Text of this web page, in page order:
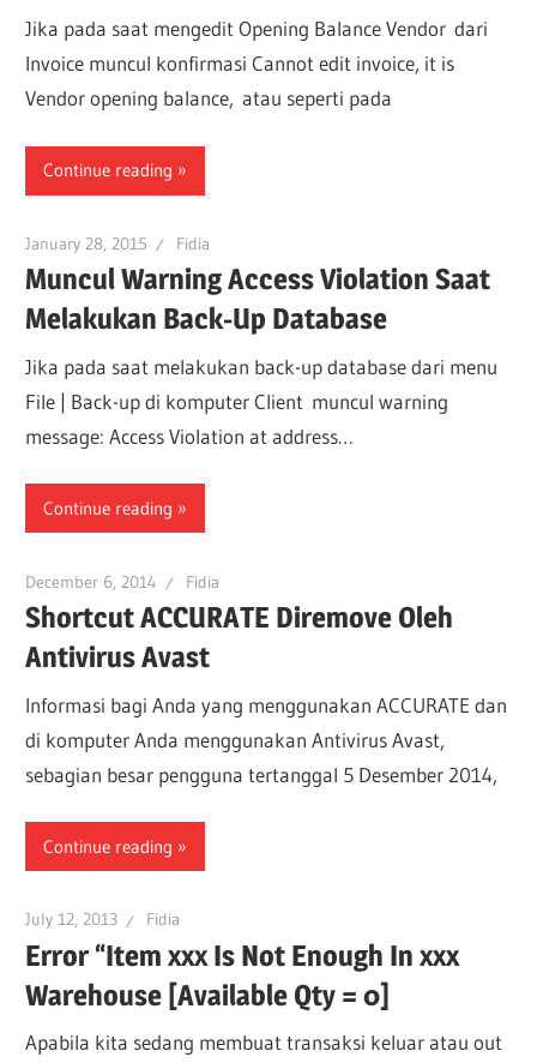
Jika pada saat mengedit Opening Balance Vendor dari
Invoice muncul konfirmasi Cannot edit invoice, it is
Vendor opening balance, atau seperti pada
Continue reading
January 28, 2015 Fidia
Muncul Warning Access Violation Saat
Melakukan Back-Up Database
Jika pada saat melakukan back-up database dari menu
File | Back-up di komputer Client muncul warning
message: Access Violation at address…
Continue reading
December 6, 2014 Fidia
Shortcut ACCURATE Diremove Oleh
Antivirus Avast
Informasi bagi Anda yang menggunakan ACCURATE dan
di komputer Anda menggunakan Antivirus Avast,
sebagian besar pengguna tertanggal 5 Desember 2014,
Continue reading
July 12, 2013 Fidia
Error “Item xxx Is Not Enough In xxx
Warehouse [Available Qty = 0]
Apabila kita sedang membuat transaksi keluar atau out